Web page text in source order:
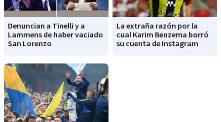
Denuncian a Tinelli y a
Lammens de haber vaciado
San Lorenzo
La extraña razón por la
cual Karim Benzema borró
su cuenta de Instagram